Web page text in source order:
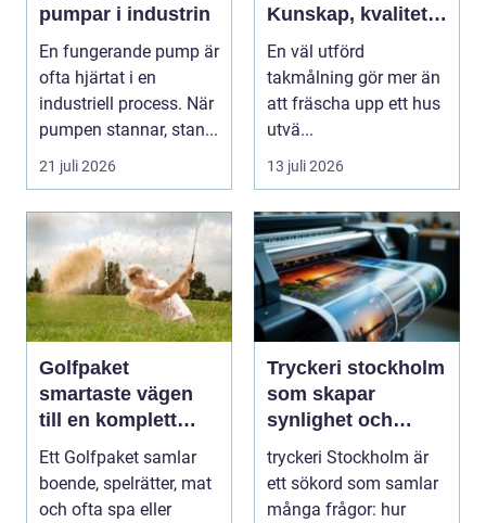
pumpar i industrin
En fungerande pump är
ofta hjärtat i en
industriell process. När
pumpen stannar, stan...
21 juli 2026
Kunskap, kvalitet
och långsiktigt
skydd vid
takmålning i
Göteborg
En väl utförd
takmålning gör mer än
att fräscha upp ett hus
utvä...
13 juli 2026
Golfpaket
smartaste vägen
till en komplett
golfupplevelse
Ett Golfpaket samlar
boende, spelrätter, mat
och ofta spa eller
Tryckeri stockholm
som skapar
synlighet och
förtroende
tryckeri Stockholm är
ett sökord som samlar
många frågor: hur